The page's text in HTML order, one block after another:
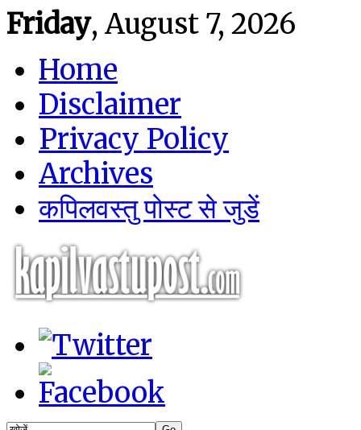
Friday, August 7, 2026
Home
Disclaimer
Privacy Policy
Archives
कपिलवस्तु पोस्ट से जुडें